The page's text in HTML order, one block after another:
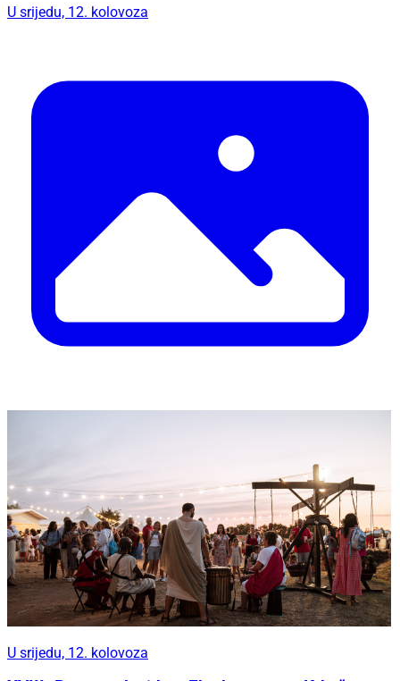
U srijedu, 12. kolovoza
U srijedu, 12. kolovoza